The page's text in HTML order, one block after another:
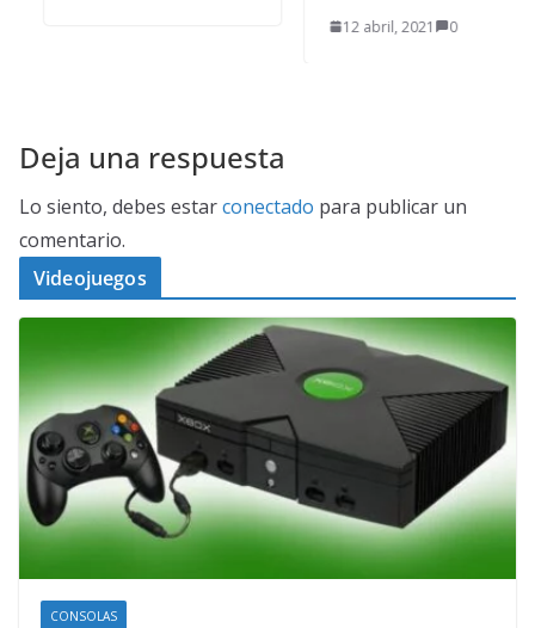
12 abril, 2021 0
Deja una respuesta
Lo siento, debes estarconectado para publicar un
comentario.
Videojuegos
CONSOLAS